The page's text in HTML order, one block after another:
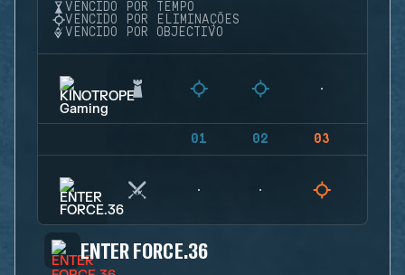
VENCIDO POR TEMPO
VENCIDO POR ELIMINAÇÕES
VENCIDO POR OBJECTIVO
01 02 03
ENTER FORCE.36